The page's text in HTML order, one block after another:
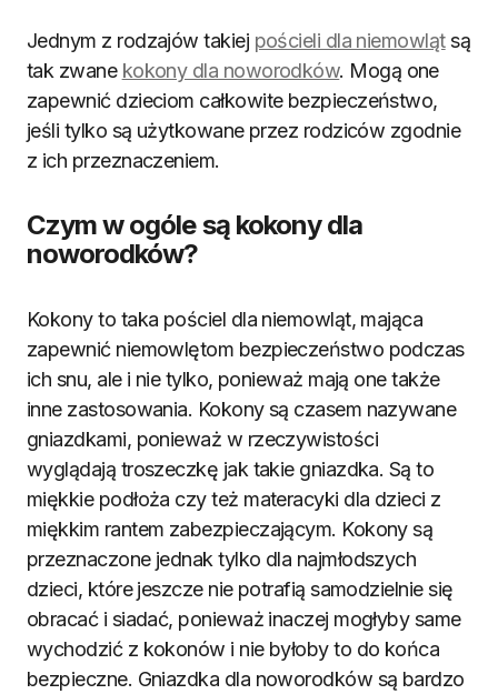
Jednym z rodzajów takiej pościeli dla niemowlątsą
tak zwane kokony dla noworodków. Mogą one
zapewnić dzieciom całkowite bezpieczeństwo,
jeśli tylko są użytkowane przez rodziców zgodnie
z ich przeznaczeniem.
Czym w ogóle są kokony dla
noworodków?
Kokony to taka pościel dla niemowląt, mająca
zapewnić niemowlętom bezpieczeństwo podczas
ich snu, ale i nie tylko, ponieważ mają one także
inne zastosowania. Kokony są czasem nazywane
gniazdkami, ponieważ w rzeczywistości
wyglądają troszeczkę jak takie gniazdka. Są to
miękkie podłoża czy też materacyki dla dzieci z
miękkim rantem zabezpieczającym. Kokony są
przeznaczone jednak tylko dla najmłodszych
dzieci, które jeszcze nie potrafią samodzielnie się
obracać i siadać, ponieważ inaczej mogłyby same
wychodzić z kokonów i nie byłoby to do końca
bezpieczne. Gniazdka dla noworodków są bardzo